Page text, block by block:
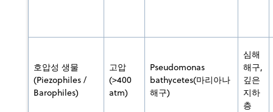
호압성 생물
(Piezophiles /
Barophiles)
고압
(>400
atm)
Pseudomonas
bathycetes(마리아나
해구)
심해
해구,
깊은
지하
층